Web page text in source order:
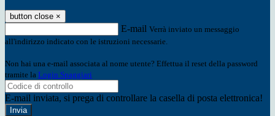
button close ×
E-mail Verrà inviato un messaggio
all'indirizzo indicato con le istruzioni necessarie.
Non hai una e-mail associata al nome utente? Effettua il reset della password
tramite la Login Spaggiari
E-mail inviata, si prega di controllare la casella di posta elettronica!